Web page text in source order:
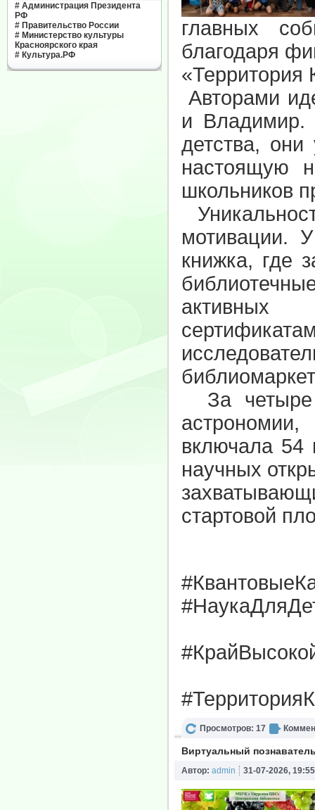
# Администрация Президента
РФ
# Правительство России
# Министерство культуры
Красноярского края
# Культура.РФ
главных
благодаря
«Территория
Авторами
и Владимир.
детства,
настоящую
школьников
мотивации.
книжка, где
активных
За четыре
включала 54
научных
стартовой
Просмотров: 17
Виртуальный
Автор: admin 31-07-2026, 19:55